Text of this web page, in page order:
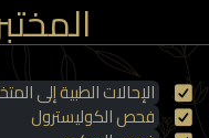
الإحالات الطبية إلى
فحص الكوليسترول